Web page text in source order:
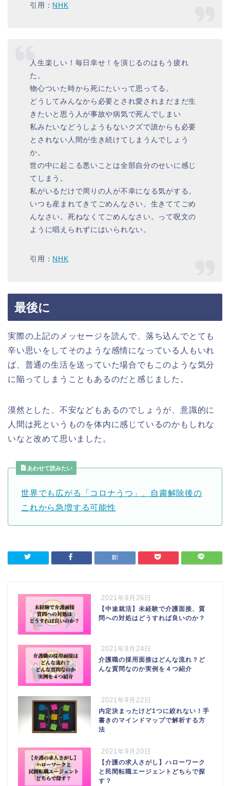
引用： NHK
人生楽しい！毎日幸せ！を演じるのはもう疲れ
た。
物心ついた時から死にたいって思ってる。
どうしてみんなから必要とされ愛されまだまだ生
きたいと思う人が事故や病気で死んでしまい
私みたいなどうしようもないクズで誰からも必要
とされない人間が生き続けてしまうんでしょう
か。
世の中に起こる悪いことは全部自分のせいに感じ
てしまう。
私がいるだけで周りの人が不幸になる気がする。
いつも産まれてきてごめんなさい。生きててごめ
んなさい。死ねなくてごめんなさい。って呪文の
ように唱えられずにはいられない。
引用： NHK
最後に
実際の上記のメッセージを読んで、落ち込んでとても
辛い思いをしてそのような感情になっている人もいれ
ば、普通の生活を送っていた場合でもこのような気分
に陥ってしまうこともあるのだと感じました。
漠然とした、不安などもあるのでしょうが、意識的に
人間は死というものを体内に感じているのかもしれな
いなと改めて思いました。
あわせて読みたい
世界でも広がる「コロナうつ」、自粛解除後の
これから急増する可能性
2021年9月26日
【中途就活】未経験で介護面接、質
問への対処はどうすれば良いのか？
2021年9月24日
介護職の採用面接はどんな流れ？ど
んな質問なのか実例を４つ紹介
2021年9月22日
内定決まったけど1つに絞れない！手
書きのマインドマップで解析する方
法
2021年9月20日
【介護の求人さがし】ハローワーク
と民間転職エージェントどちらで探
す？